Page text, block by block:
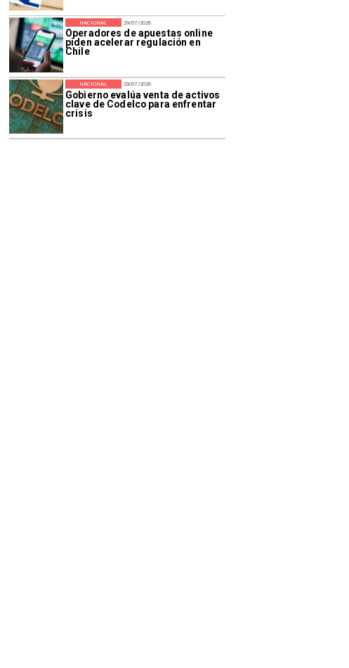
29/07/2026
Operadores de apuestas online
piden acelerar regulación en
Chile
NACIONAL
29/07/2026
Gobierno evalúa venta de activos
clave de Codelco para enfrentar
crisis
NACIONAL